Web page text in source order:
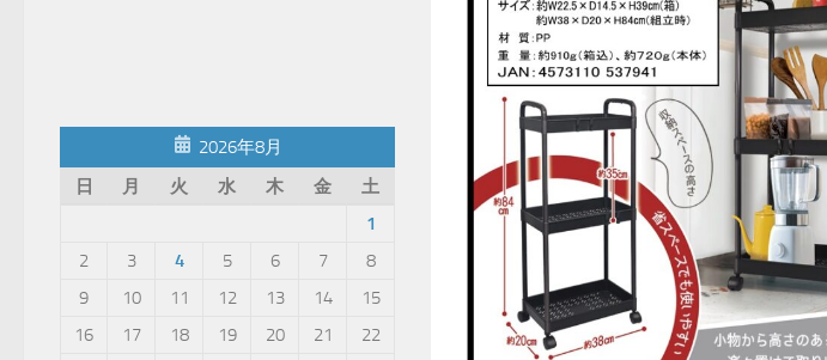
2026年8月
日
月 火 水 木 金
土
1
2
3 4 5 6 7
8
9
10 11 12 13 14
15
16
17 18 19 20 21 22